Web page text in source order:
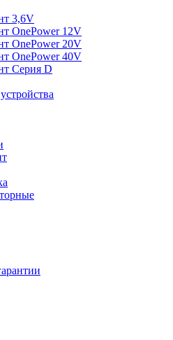
3,6V
OnePower 12V
OnePower 20V
OnePower 40V
Серия D